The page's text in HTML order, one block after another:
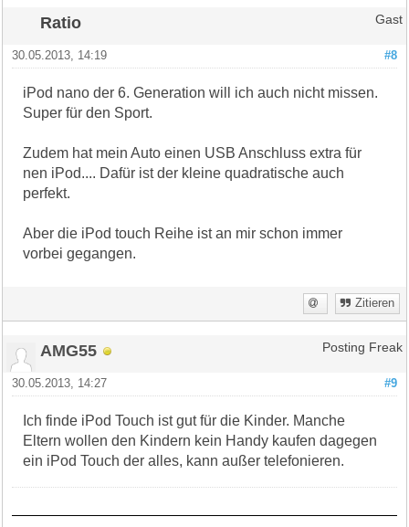
Ratio Gast
#8
30.05.2013, 14:19
iPod nano der 6. Generation will ich auch nicht missen.
Super für den Sport.
Zudem hat mein Auto einen USB Anschluss extra für
nen iPod.... Dafür ist der kleine quadratische auch
perfekt.
Aber die iPod touch Reihe ist an mir schon immer
vorbei gegangen.
Zitieren
AMG55 Posting Freak
#9
30.05.2013, 14:27
Ich finde iPod Touch ist gut für die Kinder. Manche
Eltern wollen den Kindern kein Handy kaufen dagegen
ein iPod Touch der alles, kann außer telefonieren.